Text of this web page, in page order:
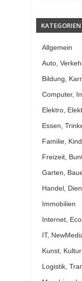
KATEGORIEN
Allgemein
Auto,
Bildung,
Computer,
Elektro,
Essen,
Familie,
Freizeit,
Garten,
Handel,
Immobilien
Internet,
IT,
Kunst, Kultur
Logistik,